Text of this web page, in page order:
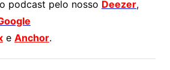
podcast pelo nosso Deezer,
e Anchor.